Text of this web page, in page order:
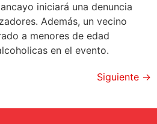
iniciará una denuncia
Además, un vecino
a menores de edad
en el evento.
Siguiente →